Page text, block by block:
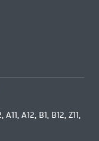
A12, B1, B12, Z11,